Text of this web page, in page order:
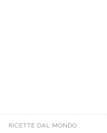
RICETTE DAL MONDO